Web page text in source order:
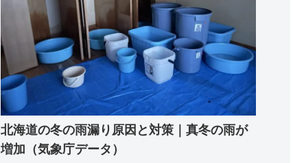
北海道の冬の雨漏り原因と対策｜真冬の雨が
増加（気象庁データ）